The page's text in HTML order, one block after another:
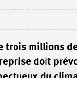
trois millions
doit
du